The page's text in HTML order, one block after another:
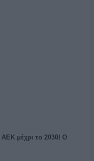
ΑΕΚ μέχρι το 2030! Ο